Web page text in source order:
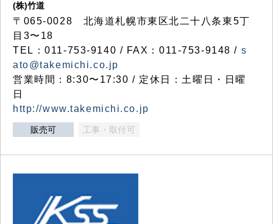
(株)竹道
〒065-0028 北海道札幌市東区北二十八条東5丁
目3〜18
TEL：011-753-9140 / FAX：011-753-9148 / s
ato@takemichi.co.jp
営業時間：8:30〜17:30 / 定休日：土曜日・日曜
日
http://www.takemichi.co.jp
販売可 工事・取付可